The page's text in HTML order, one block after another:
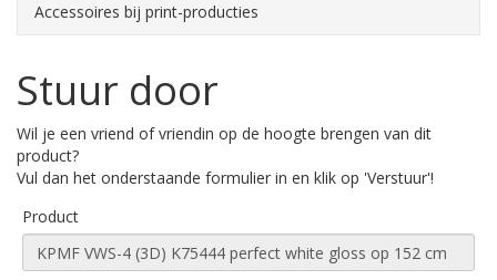
Accessoires bij print-producties
Stuur door
Wil je een vriend of vriendin op de hoogte brengen van dit
product?
Vul dan het onderstaande formulier in en klik op 'Verstuur'!
Product